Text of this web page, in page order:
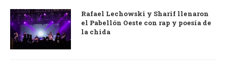
Rafael Lechowski y Sharif llenaron
el Pabellón Oeste con rap y poesía de
la chida